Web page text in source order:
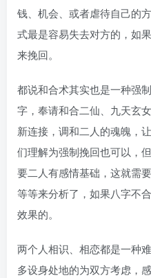
钱、机会、或者虐待自己的
式最是容易失去对方的，如
来挽回。
都说和合术其实也是一种强
字，奉请和合二仙、九天玄
新连接，调和二人的魂魄，
们理解为强制挽回也可以，
要二人有感情基础，这就需
等等来分析了，如果八字不
效果的。
两个人相识、相恋都是一种
多设身处地的为双方考虑，